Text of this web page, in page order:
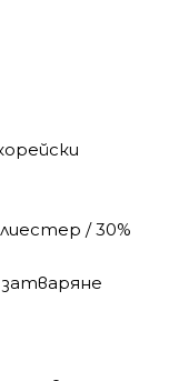
/ 30%
затваряне